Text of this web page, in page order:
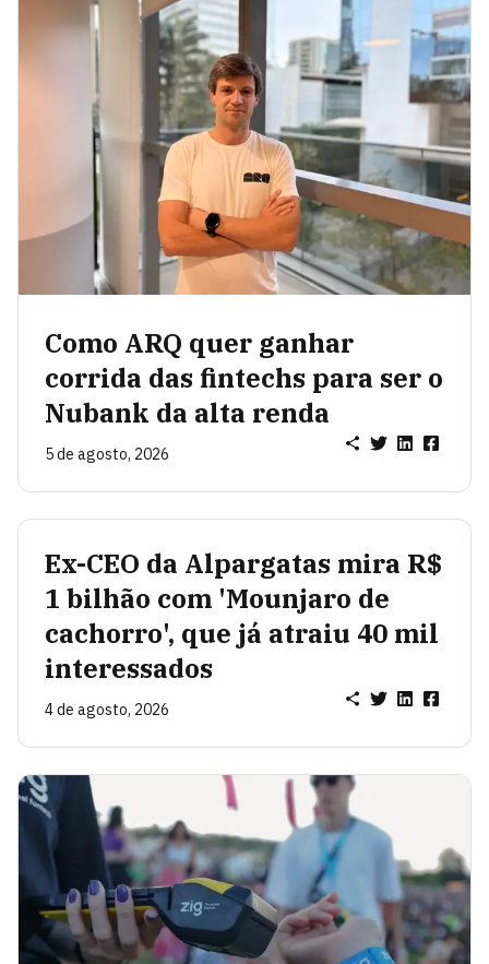
Como ARQ quer ganhar
corrida das fintechs para ser o
Nubank da alta renda
5 de agosto, 2026
Ex-CEO da Alpargatas mira R$
1 bilhão com 'Mounjaro de
cachorro', que já atraiu 40 mil
interessados
4 de agosto, 2026